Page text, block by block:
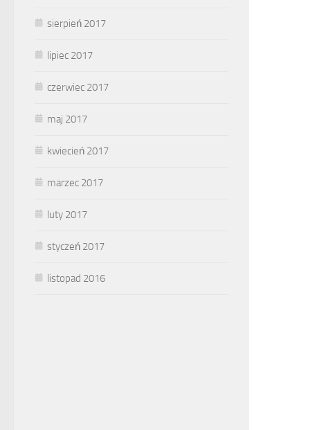
sierpień 2017
lipiec 2017
czerwiec 2017
maj 2017
kwiecień 2017
marzec 2017
luty 2017
styczeń 2017
listopad 2016